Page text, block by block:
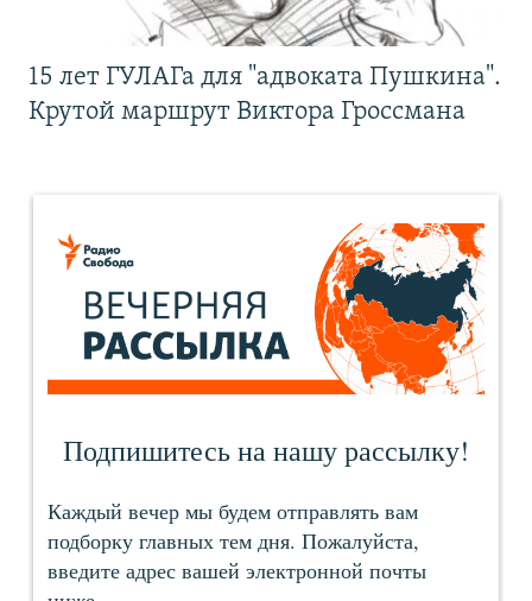
15 лет ГУЛАГа для "адвоката Пушкина".
Крутой маршрут Виктора Гроссмана